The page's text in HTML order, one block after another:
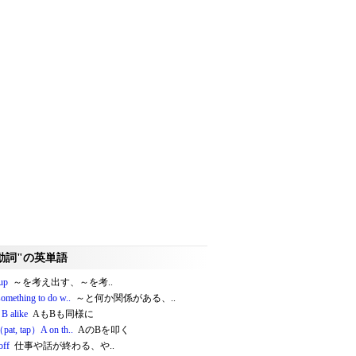
詞"の英単語
～を考え出す、～を考..
to do w.. ～と何か関係がある、..
alike AもBも同様に
pat, tap）A on th.. AのBを叩く
仕事や話が終わる、や..